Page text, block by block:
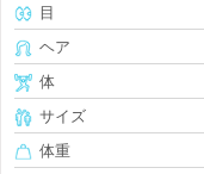
目
ヘア
体
サイズ
体重